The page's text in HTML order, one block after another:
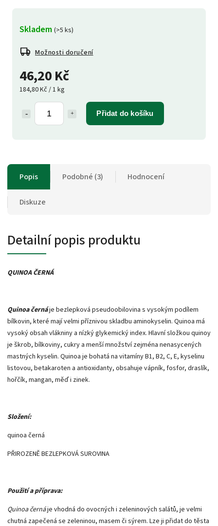
46,20 Kč
184,80 Kč / 1 kg
Přidat do košíku
Skladem (>5 ks)
Možnosti doručení
Popis Podobné (3) Hodnocení
Diskuze
Detailní popis produktu
QUINOA ČERNÁ
Quinoa černáje bezlepková pseudoobilovina s vysokým podílem
bílkovin, které mají velmi příznivou skladbu aminokyselin. Quinoa má
vysoký obsah vlákniny a nízký glykemický index. Hlavní složkou quinoy
je škrob, bílkoviny, cukry a menší množství zejména nenasycených
mastných kyselin. Quinoa je bohatá na vitamíny B1, B2, C, E, kyselinu
listovou, betakaroten a antioxidanty, obsahuje vápník, fosfor, draslík,
hořčík, mangan, měď i zinek.
Složení:
quinoa černá
PŘIROZENĚ BEZLEPKOVÁ SUROVINA
Použití a příprava:
Quinoa černáje vhodná do ovocných i zeleninových salátů, je velmi
chutná zapečená se zeleninou, masem či sýrem. Lze ji přidat do těsta